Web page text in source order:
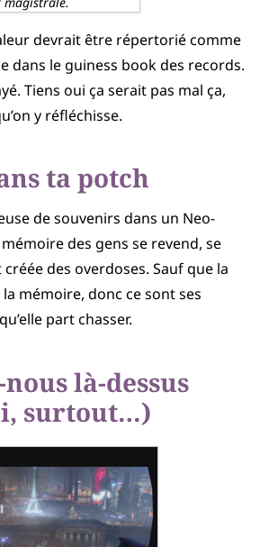
devrait être répertorié comme
dans le guiness book des records.
Tiens oui ça serait pas mal ça,
y réfléchisse.
ta potch
de souvenirs dans un Neo-
des gens se revend, se
créée des overdoses. Sauf que la
mémoire, donc ce sont ses
part chasser.
là-dessus
surtout…)